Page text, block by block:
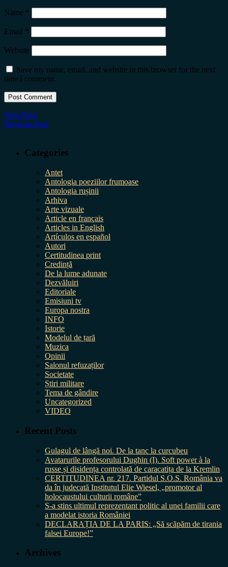
Name *
Email *
Website
Save my name, email, and website in this browser for the next
time I comment.
Next Post
Previous Post
Categories
Antet
Antologia poeziilor frumoase
Antologia rușinii
Arhiva
Arte vizuale
Article en français
Articles in English
Artículos en español
Autori
Certitudinea print
Credință
De la lume adunate
Dezvăluiri
Editoriale
Emisiuni tv
Europa nostra
INFO
Istorie
Modelul de țară
Muzica
Opinii
Salonul refuzaților
Societate
Știri militare
Tema de gândire
Uncategorized
VIDEO
Recent Posts
Gulagul de lângă noi. De la tanc la curcubeu
Avatarurile profesorului Dughin (I). Soft power à la
russe și disidența controlată de caracatița de la Kremlin
CERTITUDINEA nr. 217. Partidul S.O.S. România va
da în judecată Institutul Elie Wiesel, „promotor al
holocaustului culturii române”
S-a stins ultimul reprezentant politic al unei familii care
a modelat istoria României
DECLARAȚIA DE LA PARIS: „Să scăpăm de tirania
falsei Europe!”
Archives